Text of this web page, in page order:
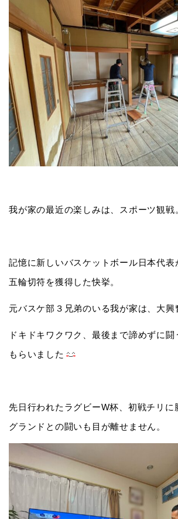
我が家の最近の楽しみは、スポーツ観戦
記憶に新しいバスケットボール日本代表
五輪切符を獲得した快挙。
元バスケ部３兄弟のいる我が家は、大興
ドキドキワクワク、最後まで諦めずに
もらいました
先日行われたラグビーW杯、初戦チリに
グランドとの闘いも目が離せません。